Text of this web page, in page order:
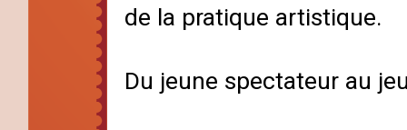
de la pratique artistique.
Du jeune spectateur au